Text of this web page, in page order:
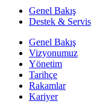
Genel Bakış
Destek & Servis
Genel Bakış
Vizyonumuz
Yönetim
Tarihçe
Rakamlar
Kariyer